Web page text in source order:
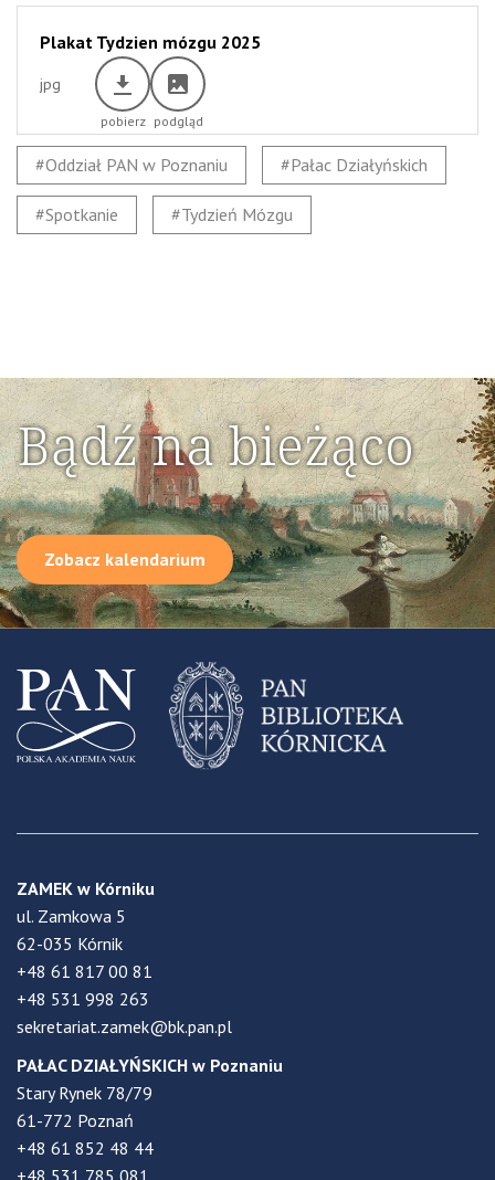
Plakat Tydzien mózgu 2025
jpg
Oddział PAN w Poznaniu Pałac Działyńskich
Spotkanie Tydzień Mózgu
Bądź na bieżąco
Zobacz kalendarium
ZAMEK w Kórniku
ul. Zamkowa 5
62-035 Kórnik
+48 61 817 00 81
+48 531 998 263
sekretariat.zamek@bk.pan.pl
PAŁAC DZIAŁYŃSKICH w Poznaniu
Stary Rynek 78/79
61-772 Poznań
+48 61 852 48 44